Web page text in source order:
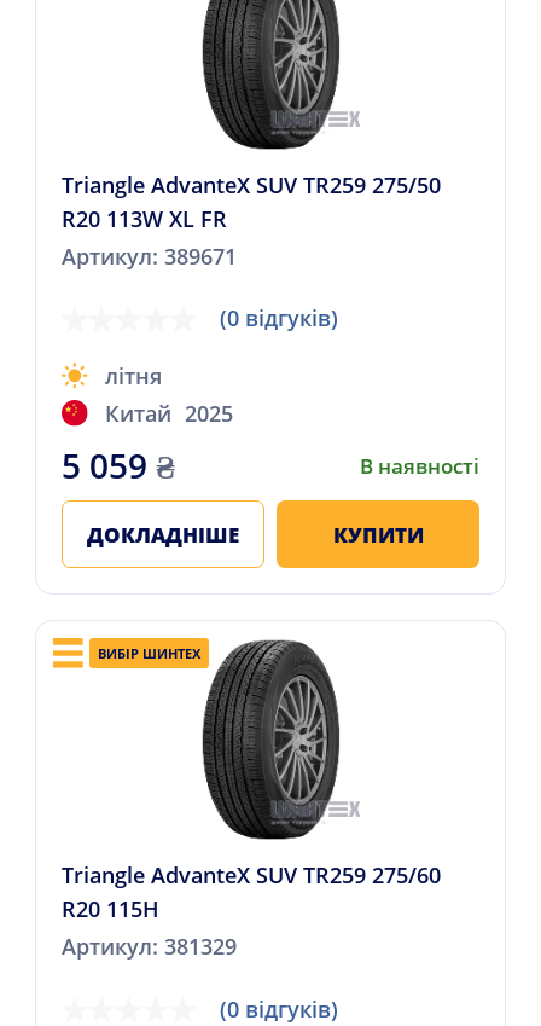
Triangle AdvanteX SUV TR259 275/50
R20 113W XL FR
Артикул: 389671
(0 відгуків)
літня
Китай 2025
5 059 ₴ В наявності
ДОКЛАДНІШЕ КУПИТИ
ВИБІР ШИНТЕХ
Triangle AdvanteX SUV TR259 275/60
R20 115H
Артикул: 381329
(0 відгуків)